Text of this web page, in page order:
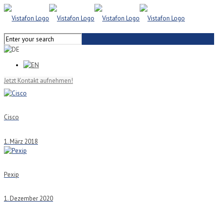
Jetzt Kontakt aufnehmen!
Cisco
1. März 2018
Pexip
1. Dezember 2020